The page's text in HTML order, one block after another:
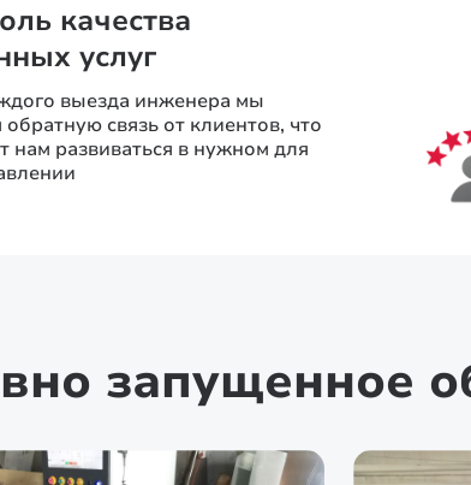
качества
услуг
выезда инженера мы
связь от клиентов, что
нам развиваться в нужном для
запущенное